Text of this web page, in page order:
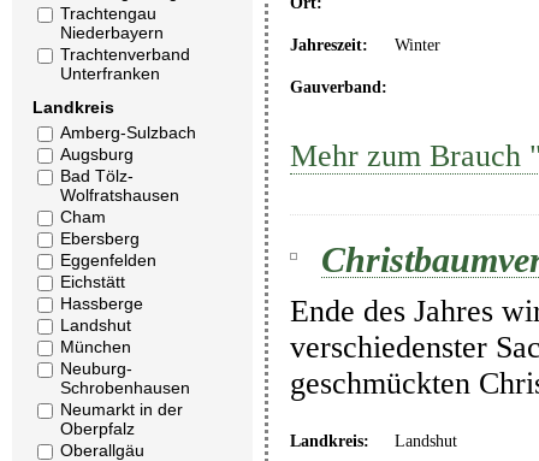
Trachtengau
Niederbayern
Trachtenverband
Unterfranken
Landkreis
Amberg-Sulzbach
Augsburg
Bad Tölz-
Wolfratshausen
Cham
Ebersberg
Eggenfelden
Eichstätt
Hassberge
Landshut
München
Neuburg-
Schrobenhausen
Neumarkt in der
Oberpfalz
Oberallgäu
Jahreszeit: Winter
Gauverband:
Mehr zum Brauch
Ende des Jahres
verschiedenster
geschmückten
Landkreis: Landshut